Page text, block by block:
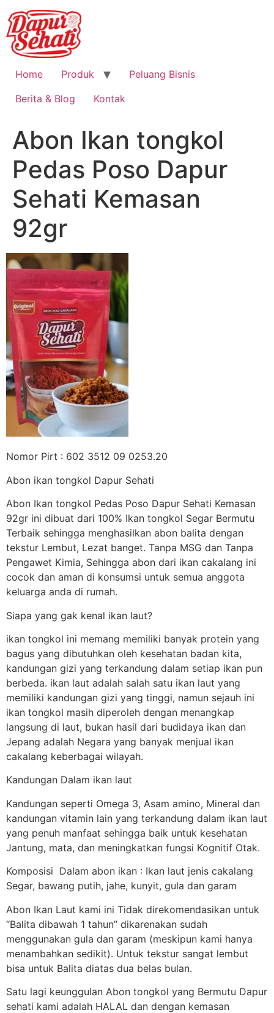
Home Produk
Peluang Bisnis
Berita & Blog
Kontak
Abon Ikan tongkol
Pedas Poso Dapur
Sehati Kemasan
92gr
Nomor Pirt : 602 3512 09 0253.20
Abon ikan tongkol Dapur Sehati
Abon Ikan tongkol Pedas Poso Dapur Sehati Kemasan
92gr ini dibuat dari 100% Ikan tongkol Segar Bermutu
Terbaik sehingga menghasilkan abon balita dengan
tekstur Lembut, Lezat banget. Tanpa MSG dan Tanpa
Pengawet Kimia, Sehingga abon dari ikan cakalang ini
cocok dan aman di konsumsi untuk semua anggota
keluarga anda di rumah.
Siapa yang gak kenal ikan laut?
ikan tongkol ini memang memiliki banyak protein yang
bagus yang dibutuhkan oleh kesehatan badan kita,
kandungan gizi yang terkandung dalam setiap ikan pun
berbeda. ikan laut adalah salah satu ikan laut yang
memiliki kandungan gizi yang tinggi, namun sejauh ini
ikan tongkol masih diperoleh dengan menangkap
langsung di laut, bukan hasil dari budidaya ikan dan
Jepang adalah Negara yang banyak menjual ikan
cakalang keberbagai wilayah.
Kandungan Dalam ikan laut
Kandungan seperti Omega 3, Asam amino, Mineral dan
kandungan vitamin lain yang terkandung dalam ikan laut
yang penuh manfaat sehingga baik untuk kesehatan
Jantung, mata, dan meningkatkan fungsi Kognitif Otak.
Komposisi Dalam abon ikan : Ikan laut jenis cakalang
Segar, bawang putih, jahe, kunyit, gula dan garam
Abon Ikan Laut kami ini Tidak direkomendasikan untuk
“Balita dibawah 1 tahun” dikarenakan sudah
menggunakan gula dan garam (meskipun kami hanya
menambahkan sedikit). Untuk tekstur sangat lembut
bisa untuk Balita diatas dua belas bulan.
Satu lagi keunggulan Abon tongkol yang Bermutu Dapur
sehati kami adalah HALAL dan dengan kemasan